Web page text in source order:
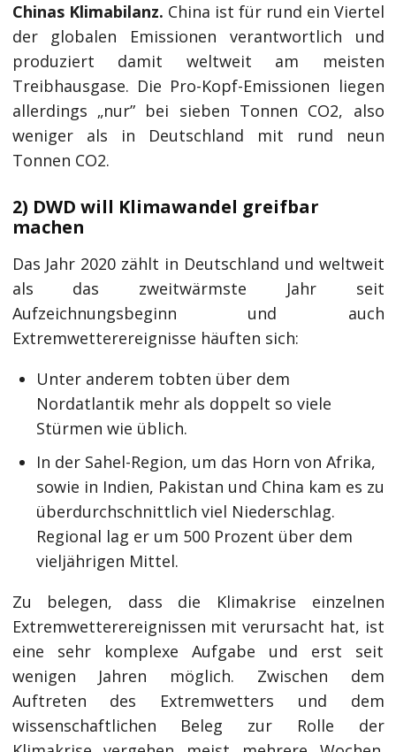
Chinas Klimabilanz. China ist für rund ein Viertel
der globalen Emissionen verantwortlich und
produziert damit weltweit am meisten
Treibhausgase. Die Pro-Kopf-Emissionen liegen
allerdings „nur” bei sieben Tonnen CO2, also
weniger als in Deutschland mit rund neun
Tonnen CO2.
2) DWD will Klimawandel greifbar
machen
Das Jahr 2020 zählt in Deutschland und weltweit
als das zweitwärmste Jahr seit
Aufzeichnungsbeginn und auch
Extremwetterereignisse häuften sich:
Unter anderem tobten über dem
Nordatlantik mehr als doppelt so viele
Stürmen wie üblich.
In der Sahel-Region, um das Horn von Afrika,
sowie in Indien, Pakistan und China kam es zu
überdurchschnittlich viel Niederschlag.
Regional lag er um 500 Prozent über dem
vieljährigen Mittel.
Zu belegen, dass die Klimakrise einzelnen
Extremwetterereignissen mit verursacht hat, ist
eine sehr komplexe Aufgabe und erst seit
wenigen Jahren möglich. Zwischen dem
Auftreten des Extremwetters und dem
wissenschaftlichen Beleg zur Rolle der